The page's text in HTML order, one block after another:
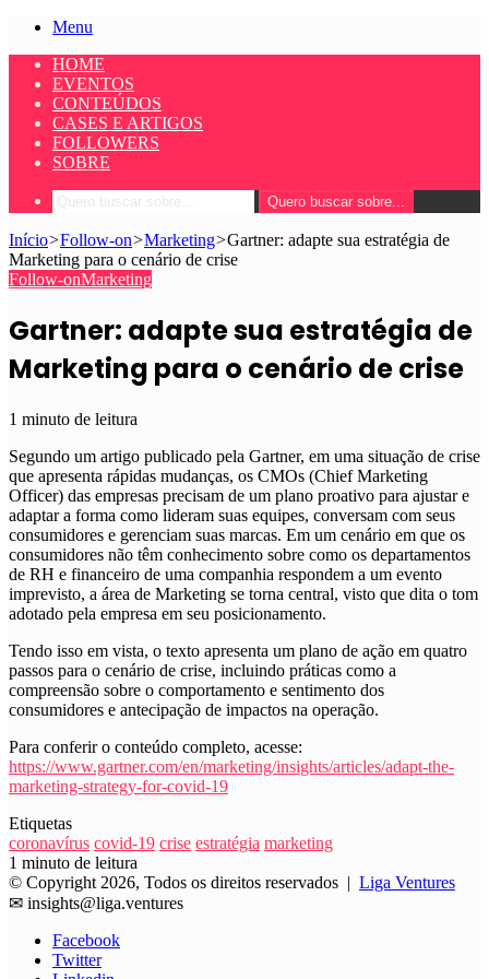
Menu
HOME
EVENTOS
CONTEÚDOS
CASES E ARTIGOS
FOLLOWERS
SOBRE
Quero buscar sobre...
Início>Follow-on>Marketing>Gartner: adapte sua estratégia de
Marketing para o cenário de crise
Follow-onMarketing
Gartner: adapte sua estratégia de
Marketing para o cenário de crise
1 minuto de leitura
Segundo um artigo publicado pela Gartner, em uma situação de crise
que apresenta rápidas mudanças, os CMOs (Chief Marketing
Officer) das empresas precisam de um plano proativo para ajustar e
adaptar a forma como lideram suas equipes, conversam com seus
consumidores e gerenciam suas marcas. Em um cenário em que os
consumidores não têm conhecimento sobre como os departamentos
de RH e financeiro de uma companhia respondem a um evento
imprevisto, a área de Marketing se torna central, visto que dita o tom
adotado pela empresa em seu posicionamento.
Tendo isso em vista, o texto apresenta um plano de ação em quatro
passos para o cenário de crise, incluindo práticas como a
compreensão sobre o comportamento e sentimento dos
consumidores e antecipação de impactos na operação.
Para conferir o conteúdo completo, acesse:
https://www.gartner.com/en/marketing/insights/articles/adapt-the-
marketing-strategy-for-covid-19
Etiquetas
coronavírus covid-19 crise estratégia marketing
1 minuto de leitura
© Copyright 2026, Todos os direitos reservados | Liga Ventures
✉ insights@liga.ventures
Facebook
Twitter